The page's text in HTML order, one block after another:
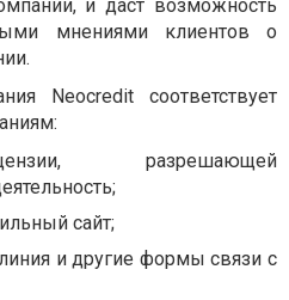
и даст возможность
мнениями клиентов о
Neocredit соответствует
разрешающей
сайт;
и другие формы связи с